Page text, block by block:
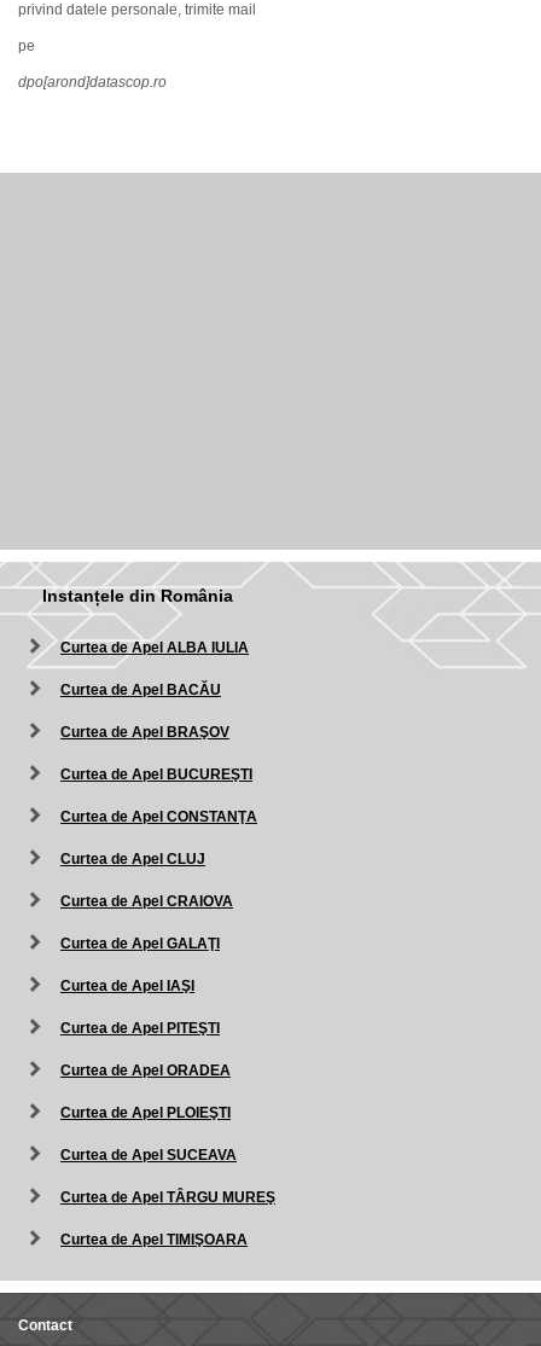
privind datele personale, trimite mail
pe
dpo[arond]datascop.ro
Instanțele din România
Curtea de Apel ALBA IULIA
Curtea de Apel BACĂU
Curtea de Apel BRAŞOV
Curtea de Apel BUCUREŞTI
Curtea de Apel CONSTANŢA
Curtea de Apel CLUJ
Curtea de Apel CRAIOVA
Curtea de Apel GALAŢI
Curtea de Apel IAŞI
Curtea de Apel PITEŞTI
Curtea de Apel ORADEA
Curtea de Apel PLOIEŞTI
Curtea de Apel SUCEAVA
Curtea de Apel TÂRGU MUREŞ
Curtea de Apel TIMIŞOARA
Contact